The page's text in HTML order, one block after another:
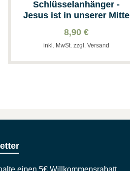
Schlüsselanhänger -
Jesus ist in unserer Mitte
8,90 €
inkl. MwSt. zzgl. Versand
einen 5€ Willkommensrabatt